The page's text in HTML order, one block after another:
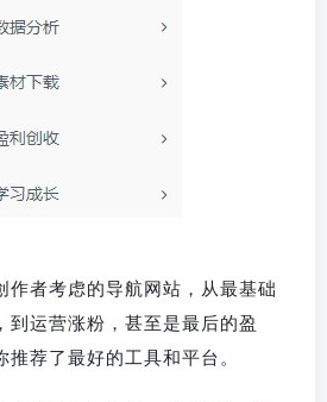
作者考虑的导航网站，从最基础
到运营涨粉，甚至是最后的盈
荐了最好的工具和平台。